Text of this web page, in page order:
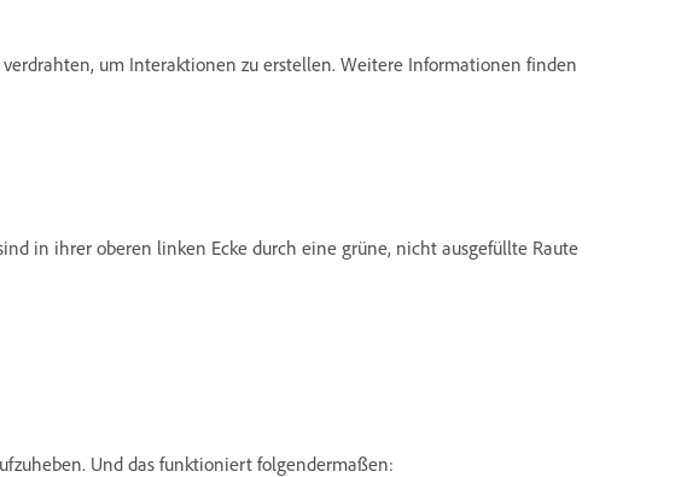
um Interaktionen zu erstellen. Weitere Informationen finden
in ihrer oberen linken Ecke durch eine grüne, nicht ausgefüllte Raute
Und das funktioniert folgendermaßen: